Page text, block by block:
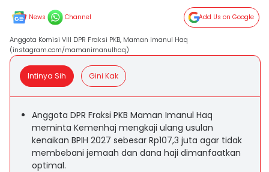
News Channel Add Us on Google
Anggota Komisi VIII DPR Fraksi PKB, Maman Imanul Haq
(instagram.com/mamanimanulhaq)
Intinya Sih Gini Kak
Anggota DPR Fraksi PKB Maman Imanul Haq
meminta Kemenhaj mengkaji ulang usulan
kenaikan BPIH 2027 sebesar Rp107,3 juta agar tidak
membebani jemaah dan dana haji dimanfaatkan
optimal.